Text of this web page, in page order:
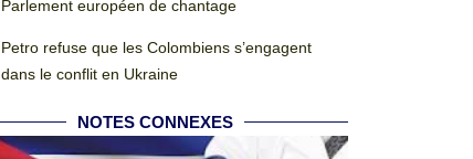
Parlement européen de chantage
Petro refuse que les Colombiens s’engagent
dans le conflit en Ukraine
NOTES CONNEXES